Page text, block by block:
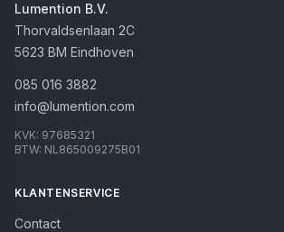
Lumention B.V.
Thorvaldsenlaan 2C
5623 BM Eindhoven
085 016 3882
info@lumention.com
KVK: 97685321
BTW: NL865009275B01
KLANTENSERVICE
Contact